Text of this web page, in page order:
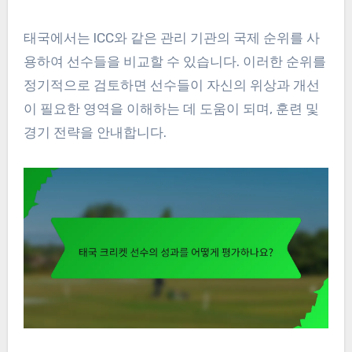
태국에서는 ICC와 같은 관리 기관의 국제 순위를 사
용하여 선수들을 비교할 수 있습니다. 이러한 순위를
정기적으로 검토하면 선수들이 자신의 위상과 개선
이 필요한 영역을 이해하는 데 도움이 되며, 훈련 및
경기 전략을 안내합니다.